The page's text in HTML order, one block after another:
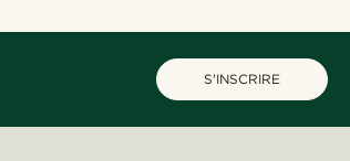
S'INSCRIRE